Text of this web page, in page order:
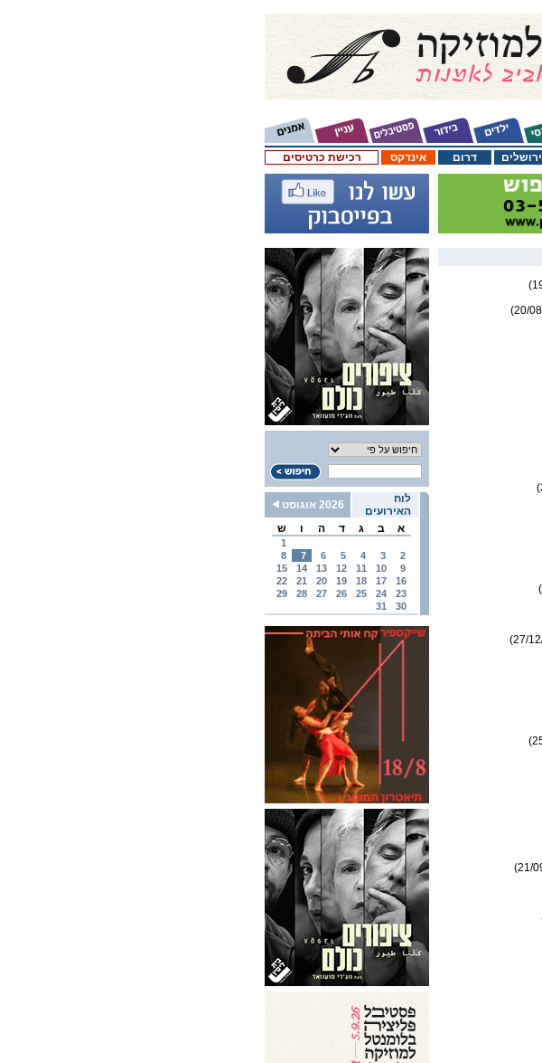
רכישת כרטיסים אינדקס דרום ירושלים
לוח
האירועים
2026 אוגוסט
א
ב ג ד ה ו ש
1
2
3
4
5
6
7
8
9
10
11
12
13
14
15
16
17
18
19
20
21
22
23
24
25
26
27
28
29
30
31